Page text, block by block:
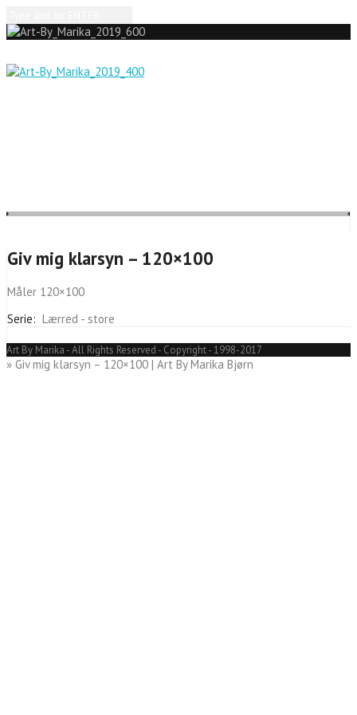
Giv mig klarsyn – 120×100
Måler 120×100
Serie: Lærred - store
Art By Marika - All Rights Reserved - Copyright - 1998-2017
» Giv mig klarsyn – 120×100 | Art By Marika Bjørn